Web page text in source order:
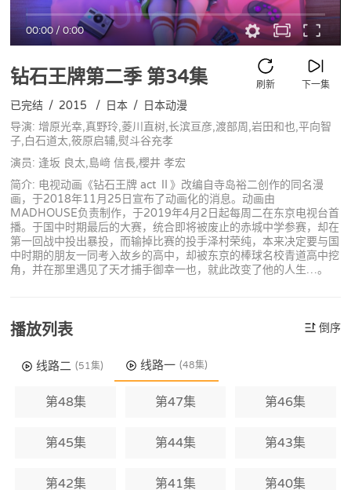
00:00/0:00
钻石王牌第二季第34集 下一集
刷新
已完结 / 2015 / 日本 / 日本动漫
导演: 增原光幸,真野玲,菱川直树,长滨亘彦,渡部周,岩田和也,平向智
子,白石道太,筱原启辅,熨斗谷充孝
演员: 逢坂 良太,島﨑 信長,櫻井 孝宏
简介: 电视动画《钻石王牌 act Ⅱ》改编自寺岛裕二创作的同名漫
画，于2018年11月25日宣布了动画化的消息。动画由
MADHOUSE负责制作，于2019年4月2日起每周二在东京电视台首
播。于国中时期最后的大赛，统合即将被废止的赤城中学参赛，却在
第一回战中投出暴投，而输掉比赛的投手泽村荣纯，本来决定要与国
中时期的朋友一同考入故乡的高中，却被东京的棒球名校青道高中挖
角，并在那里遇见了天才捕手御幸一也，就此改变了他的人生…。
播放列表 倒序
线路二 (51集) 线路一 (48集)
第48集 第47集 第46集
第45集 第44集 第43集
第42集 第41集 第40集